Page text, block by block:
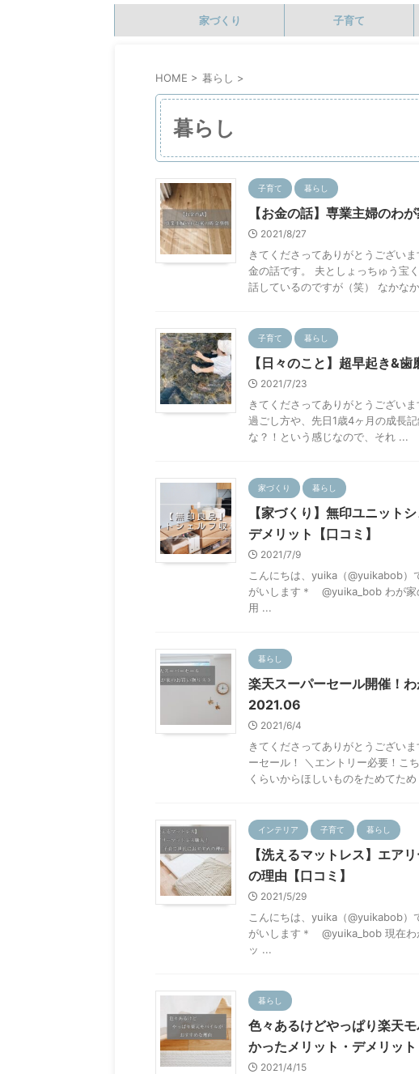
家づくり 子育て
HOME > 暮らし >
暮らし
子育て 暮らし
【お金の話】専業主婦のわ
2021/8/27
きてくださってありがとうござい
金の話です。 夫としょっちゅう宝
話しているのですが（笑） なかな
子育て 暮らし
【日々のこと】超早起き&
2021/7/23
きてくださってありがとうござい
過ごし方や、先日1歳4ヶ月の成長
な？！という感じなので、それ ...
家づくり 暮らし
【家づくり】無印ユニット
デメリット【口コミ】
2021/7/9
こんにちは、yuika（@yuikabob
がいします＊ @yuika_bob わが家
用 ...
暮らし
楽天スーパーセール開催！
2021.06
2021/6/4
きてくださってありがとうござい
ーセール！ ＼エントリー必要！こ
くらいからほしいものをためてた
インテリア 子育て 暮らし
【洗えるマットレス】エア
の理由【口コミ】
2021/5/29
こんにちは、yuika（@yuikabob
がいします＊ @yuika_bob 現在わ
ッ ...
暮らし
色々あるけどやっぱり楽天
かったメリット・デメリット
2021/4/15